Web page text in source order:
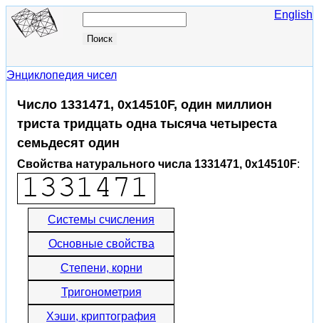
English
Энциклопедия чисел
Число 1331471, 0x14510F, один миллион
триста тридцать одна тысяча четыреста
семьдесят один
Свойства натурального числа 1331471, 0x14510F:
Системы счисления
Основные свойства
Степени, корни
Тригонометрия
Хэши, криптография